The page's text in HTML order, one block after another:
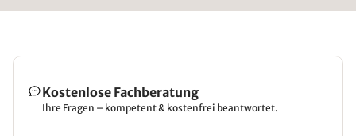
Kostenlose Fachberatung
Ihre Fragen – kompetent & kostenfrei beantwortet.